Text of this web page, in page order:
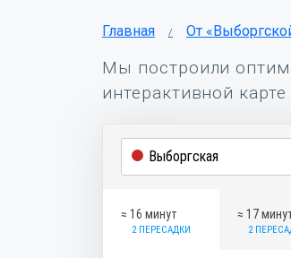
Главная От
Мы построили
интерактивной
≈ 16 минут
2 ПЕРЕСАДКИ
≈ 17
2